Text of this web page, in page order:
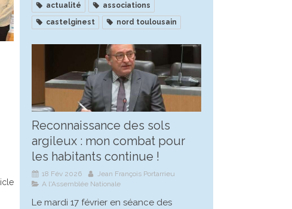
actualité
associations
castelginest
nord toulousain
Reconnaissance des sols
argileux : mon combat pour
les habitants continue !
18 Fév 2026
Jean François Portarrieu
A l'Assemblée Nationale
Le mardi 17 février en séance des